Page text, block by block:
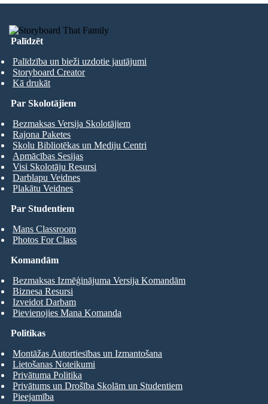
Palīdzēt
Palīdzība un bieži uzdotie jautājumi
Storyboard Creator
Kā drukāt
Par Studentiem
Mans Classroom
Photos For Class
Par Skolotājiem
Bezmaksas Versija Skolotājiem
Rajona Paketes
Skolu Bibliotēkas un Mediju Centri
Apmācības Sesijas
Visi Skolotāju Resursi
Darblapu Veidnes
Plakātu Veidnes
Komandām
Bezmaksas Izmēģinājuma Versija Komandām
Biznesa Resursi
Izveidot Darbam
Pievienojies Mana Komanda
Politikas
Montāžas Autortiesības un Izmantošana
Lietošanas Noteikumi
Privātuma Politika
Privātums un Drošība Skolām un Studentiem
Pieejamība